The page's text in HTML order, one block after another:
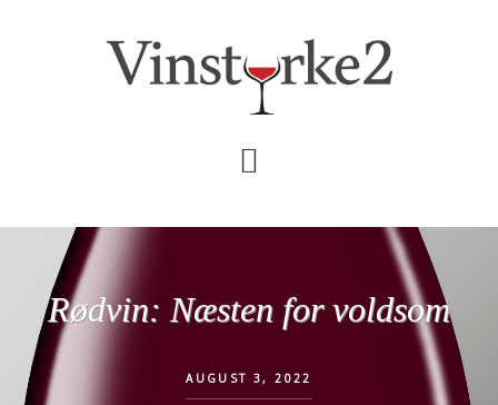
Rødvin: Næsten for voldsom
AUGUST 3, 2022